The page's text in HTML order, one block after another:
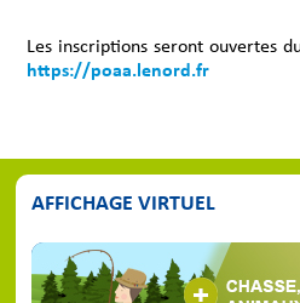
Les inscriptions seront ouvertes
https://poaa.lenord.fr
AFFICHAGE VIRTUEL